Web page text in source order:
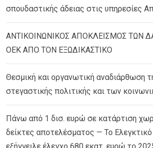
σπουδαστικής άδειας στις υπηρεσίες
ΑΝΤΙΚΟΙΝΩΝΙΚΟΣ ΑΠΟΚΛΕΙΣΜΟΣ ΤΩΝ
ΟΕΚ ΑΠΟ ΤΟΝ ΕΞΩΔΙΚΑΣΤΙΚΟ
Θεσμική και οργανωτική αναδιάρθωση
στεγαστικής πολιτικής και των
Πάνω από 1 δισ. ευρώ σε κατάρτιση
δείκτες αποτελέσματος — Το Ελεγκτικό